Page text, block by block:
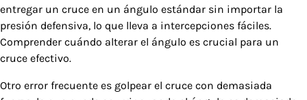
entregar un cruce en un ángulo estándar sin importar la
presión defensiva, lo que lleva a intercepciones fáciles.
Comprender cuándo alterar el ángulo es crucial para un
cruce efectivo.
Otro error frecuente es golpear el cruce con demasiada